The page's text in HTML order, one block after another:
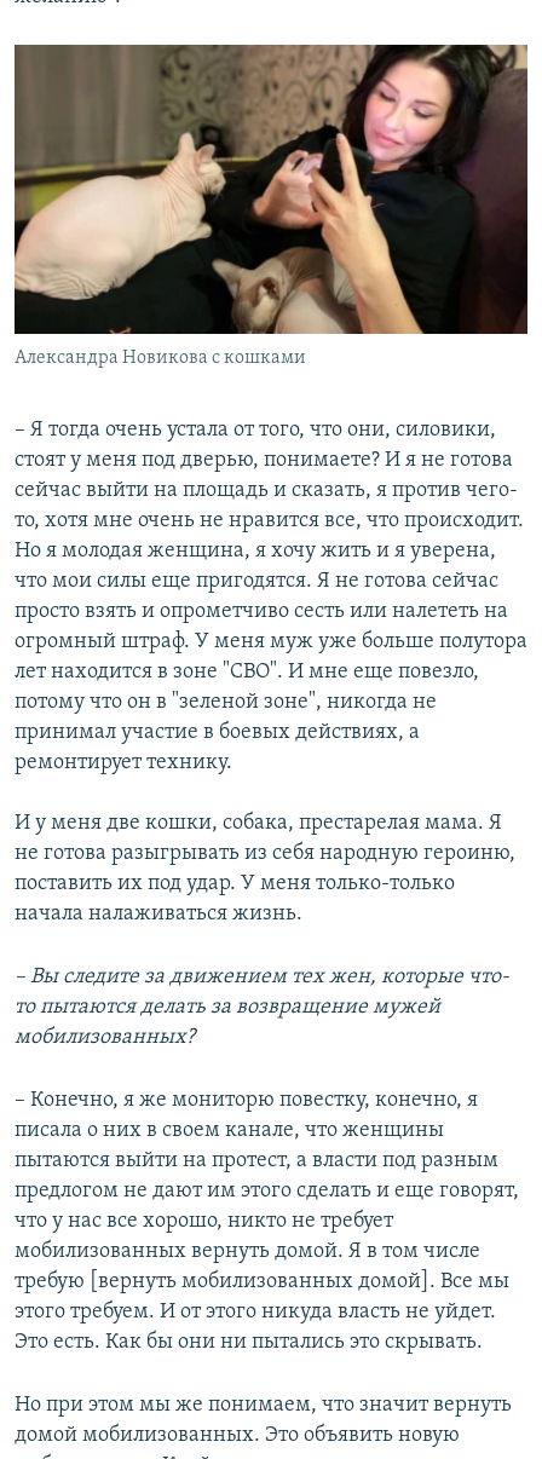
Александра Новикова с кошками
– Я тогда очень устала от того, что они, силовики,
стоят у меня под дверью, понимаете? И я не готова
сейчас выйти на площадь и сказать, я против чего-
то, хотя мне очень не нравится все, что происходит.
Но я молодая женщина, я хочу жить и я уверена,
что мои силы еще пригодятся. Я не готова сейчас
просто взять и опрометчиво сесть или налететь на
огромный штраф. У меня муж уже больше полутора
лет находится в зоне "СВО". И мне еще повезло,
потому что он в "зеленой зоне", никогда не
принимал участие в боевых действиях, а
ремонтирует технику.
И у меня две кошки, собака, престарелая мама. Я
не готова разыгрывать из себя народную героиню,
поставить их под удар. У меня только-только
начала налаживаться жизнь.
– Вы следите за движением тех жен, которые что-
то пытаются делать за возвращение мужей
мобилизованных?
– Конечно, я же мониторю повестку, конечно, я
писала о них в своем канале, что женщины
пытаются выйти на протест, а власти под разным
предлогом не дают им этого сделать и еще говорят,
что у нас все хорошо, никто не требует
мобилизованных вернуть домой. Я в том числе
требую [вернуть мобилизованных домой]. Все мы
этого требуем. И от этого никуда власть не уйдет.
Это есть. Как бы они ни пытались это скрывать.
Но при этом мы же понимаем, что значит вернуть
домой мобилизованных. Это объявить новую